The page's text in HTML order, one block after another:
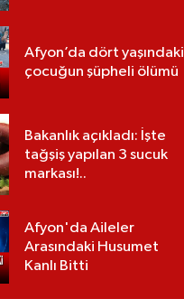
Afyon’da dört yaşındaki
çocuğun şüpheli ölümü
Bakanlık açıkladı: İşte
tağşiş yapılan 3 sucuk
markası!..
Afyon'da Aileler
Arasındaki Husumet
Kanlı Bitti